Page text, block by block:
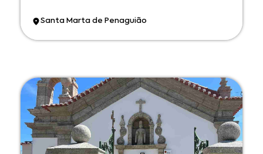
Santa Marta de Penaguião